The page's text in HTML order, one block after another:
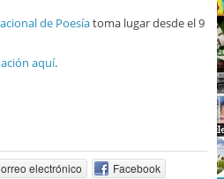
de Poesíatoma lugar desde el 9
aquí.
electrónico
Facebook